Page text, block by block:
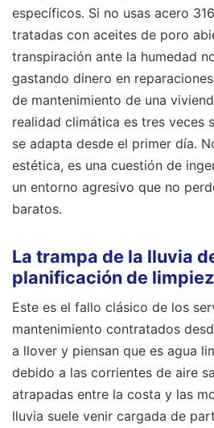
específicos. Si no usas acero
tratadas con aceites de poro
transpiración ante la humedad
gastando dinero en
de mantenimiento de una
realidad climática es tres veces
se adapta desde el primer día.
estética, es una cuestión de
un entorno agresivo que no
baratos.
La trampa de la lluvia
planificación de
Este es el fallo clásico de los
mantenimiento contratados
a llover y piensan que es agua
debido a las corrientes de aire
atrapadas entre la costa y las
lluvia suele venir cargada de